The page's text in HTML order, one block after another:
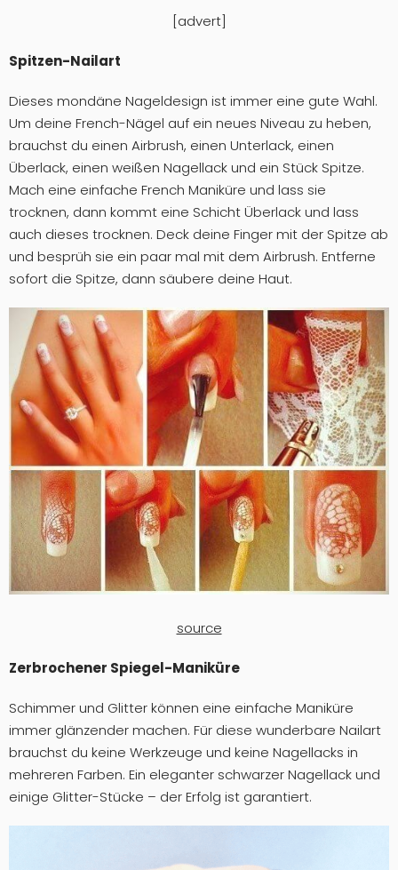
[advert]
Spitzen-Nailart
Dieses mondäne Nageldesign ist immer eine gute Wahl.
Um deine French-Nägel auf ein neues Niveau zu heben,
brauchst du einen Airbrush, einen Unterlack, einen
Überlack, einen weißen Nagellack und ein Stück Spitze.
Mach eine einfache French Maniküre und lass sie
trocknen, dann kommt eine Schicht Überlack und lass
auch dieses trocknen. Deck deine Finger mit der Spitze ab
und besprüh sie ein paar mal mit dem Airbrush. Entferne
sofort die Spitze, dann säubere deine Haut.
source
Zerbrochener Spiegel-Maniküre
Schimmer und Glitter können eine einfache Maniküre
immer glänzender machen. Für diese wunderbare Nailart
brauchst du keine Werkzeuge und keine Nagellacks in
mehreren Farben. Ein eleganter schwarzer Nagellack und
einige Glitter-Stücke – der Erfolg ist garantiert.